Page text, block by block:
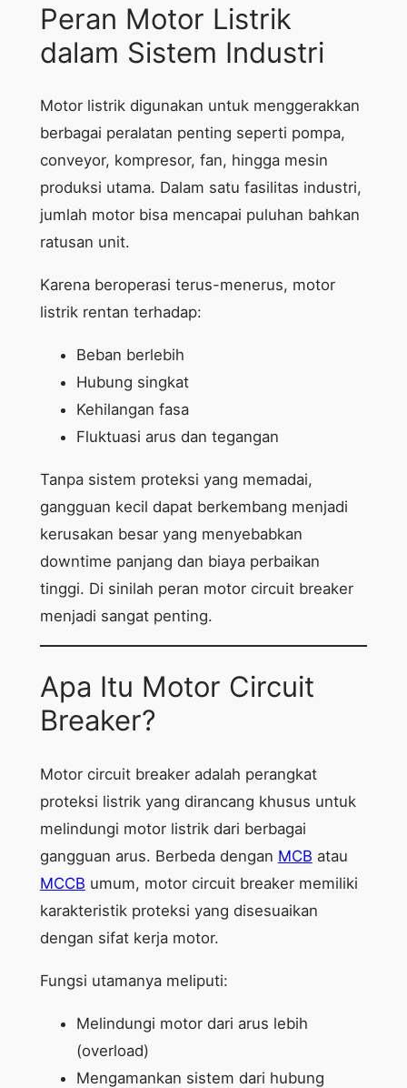
Peran Motor Listrik
dalam Sistem Industri
Motor listrik digunakan untuk menggerakkan
berbagai peralatan penting seperti pompa,
conveyor, kompresor, fan, hingga mesin
produksi utama. Dalam satu fasilitas industri,
jumlah motor bisa mencapai puluhan bahkan
ratusan unit.
Karena beroperasi terus-menerus, motor
listrik rentan terhadap:
Beban berlebih
Hubung singkat
Kehilangan fasa
Fluktuasi arus dan tegangan
Tanpa sistem proteksi yang memadai,
gangguan kecil dapat berkembang menjadi
kerusakan besar yang menyebabkan
downtime panjang dan biaya perbaikan
tinggi. Di sinilah peran motor circuit breaker
menjadi sangat penting.
Apa Itu Motor Circuit
Breaker?
Motor circuit breaker adalah perangkat
proteksi listrik yang dirancang khusus untuk
melindungi motor listrik dari berbagai
gangguan arus. Berbeda dengan MCB atau
MCCB umum, motor circuit breaker memiliki
karakteristik proteksi yang disesuaikan
dengan sifat kerja motor.
Fungsi utamanya meliputi:
Melindungi motor dari arus lebih
(overload)
Mengamankan sistem dari hubung